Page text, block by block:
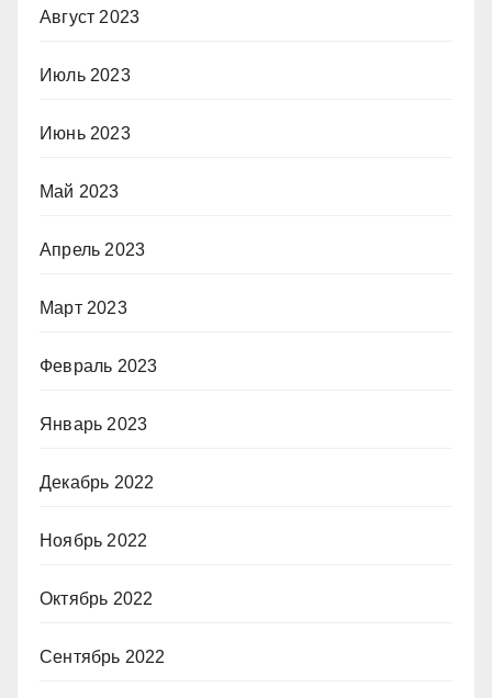
Август 2023
Июль 2023
Июнь 2023
Май 2023
Апрель 2023
Март 2023
Февраль 2023
Январь 2023
Декабрь 2022
Ноябрь 2022
Октябрь 2022
Сентябрь 2022